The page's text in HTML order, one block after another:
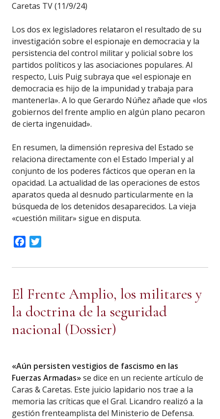
Caretas TV (11/9/24)
Los dos ex legisladores relataron el resultado de su
investigación sobre el espionaje en democracia y la
persistencia del control militar y policial sobre los
partidos políticos y las asociaciones populares. Al
respecto, Luis Puig subraya que «el espionaje en
democracia es hijo de la impunidad y trabaja para
mantenerla». A lo que Gerardo Núñez añade que «los
gobiernos del frente amplio en algún plano pecaron
de cierta ingenuidad».
En resumen, la dimensión represiva del Estado se
relaciona directamente con el Estado Imperial y al
conjunto de los poderes fácticos que operan en la
opacidad. La actualidad de las operaciones de estos
aparatos queda al desnudo particularmente en la
búsqueda de los detenidos desaparecidos. La vieja
«cuestión militar» sigue en disputa.
Facebook
El Frente Amplio, los militares y
la doctrina de la seguridad
nacional (Dossier)
«Aún persisten vestigios de fascismo en las
Fuerzas Armadas»se dice en un reciente artículo de
Caras & Caretas. Este juicio lapidario nos trae a la
memoria las críticas que el Gral. Licandro realizó a la
gestión frenteamplista del Ministerio de Defensa.